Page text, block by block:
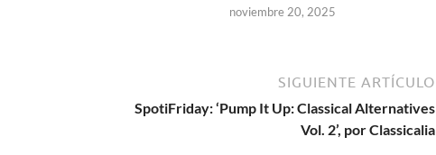
noviembre 20, 2025
SIGUIENTE ARTÍCULO
SpotiFriday: ‘Pump It Up: Classical Alternatives
Vol. 2’, por Classicalia